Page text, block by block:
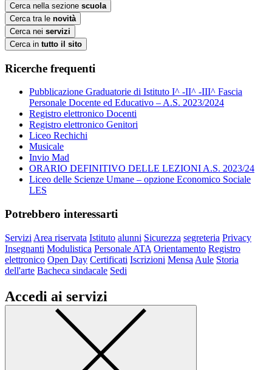
Cerca nella sezione scuola
Cerca tra le novità
Cerca nei servizi
Cerca in tutto il sito
Ricerche frequenti
Pubblicazione Graduatorie di Istituto I^ -II^ -III^ Fascia
Personale Docente ed Educativo – A.S. 2023/2024
Registro elettronico Docenti
Registro elettronico Genitori
Liceo Rechichi
Musicale
Invio Mad
ORARIO DEFINITIVO DELLE LEZIONI A.S. 2023/24
Liceo delle Scienze Umane – opzione Economico Sociale
LES
Potrebbero interessarti
Servizi Area riservata Istituto alunni Sicurezza segreteria Privacy
Insegnanti Modulistica Personale ATA Orientamento Registro
elettronico Open Day Certificati Iscrizioni Mensa Aule Storia
dell'arte Bacheca sindacale Sedi
Accedi ai servizi